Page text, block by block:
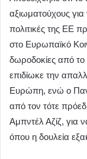
αξιωματούχους για
πολιτικές της ΕΕ
στο Ευρωπαϊκό
δωροδοκίες από
επιδίωκε την
Ευρώπη, ενώ ο
από τον τότε
Αμπντέλ Αζίζ, για
όπου η δουλεία